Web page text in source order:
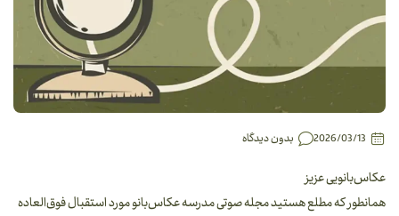
2026/03/13 بدون دیدگاه
عکاس‌بانویی عزیز
همانطور که مطلع هستید مجله صوتی مدرسه عکاس‌بانو مورد استقبال فوق‌العاده